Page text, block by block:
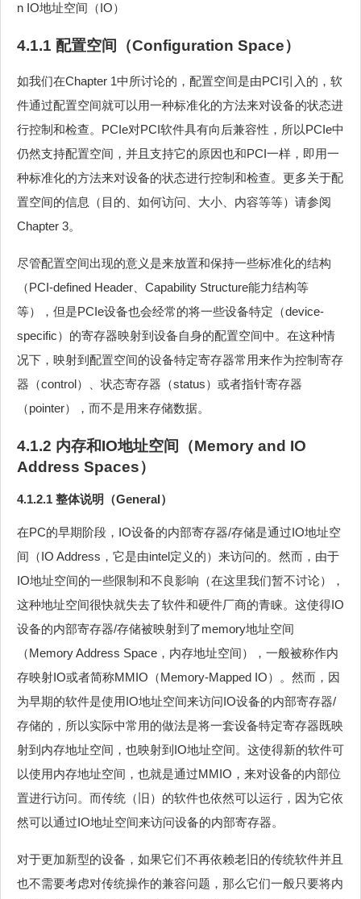
n IO地址空间（IO）
4.1.1 配置空间（Configuration Space）
如我们在Chapter 1中所讨论的，配置空间是由PCI引入的，软
件通过配置空间就可以用一种标准化的方法来对设备的状态进
行控制和检查。PCIe对PCI软件具有向后兼容性，所以PCIe中
仍然支持配置空间，并且支持它的原因也和PCI一样，即用一
种标准化的方法来对设备的状态进行控制和检查。更多关于配
置空间的信息（目的、如何访问、大小、内容等等）请参阅
Chapter 3。
尽管配置空间出现的意义是来放置和保持一些标准化的结构
（PCI-defined Header、Capability Structure能力结构等
等），但是PCIe设备也会经常的将一些设备特定（device-
specific）的寄存器映射到设备自身的配置空间中。在这种情
况下，映射到配置空间的设备特定寄存器常用来作为控制寄存
器（control）、状态寄存器（status）或者指针寄存器
（pointer），而不是用来存储数据。
4.1.2 内存和IO地址空间（Memory and IO
Address Spaces）
4.1.2.1 整体说明（General）
在PC的早期阶段，IO设备的内部寄存器/存储是通过IO地址空
间（IO Address，它是由intel定义的）来访问的。然而，由于
IO地址空间的一些限制和不良影响（在这里我们暂不讨论），
这种地址空间很快就失去了软件和硬件厂商的青睐。这使得IO
设备的内部寄存器/存储被映射到了memory地址空间
（Memory Address Space，内存地址空间），一般被称作内
存映射IO或者简称MMIO（Memory-Mapped IO）。然而，因
为早期的软件是使用IO地址空间来访问IO设备的内部寄存器/
存储的，所以实际中常用的做法是将一套设备特定寄存器既映
射到内存地址空间，也映射到IO地址空间。这使得新的软件可
以使用内存地址空间，也就是通过MMIO，来对设备的内部位
置进行访问。而传统（旧）的软件也依然可以运行，因为它依
然可以通过IO地址空间来访问设备的内部寄存器。
对于更加新型的设备，如果它们不再依赖老旧的传统软件并且
也不需要考虑对传统操作的兼容问题，那么它们一般只要将内